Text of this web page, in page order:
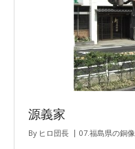
源義家
By ヒロ団長 07.福島県の銅像